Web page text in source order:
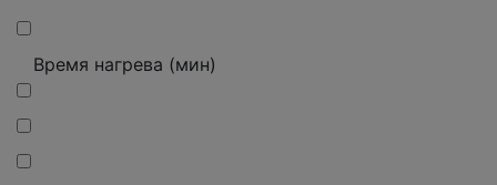
Время нагрева (мин)